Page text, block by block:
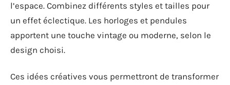
l’espace. Combinez différents styles et tailles pour
un effet éclectique. Les horloges et pendules
apportent une touche vintage ou moderne, selon le
design choisi.
Ces idées créatives vous permettront de transformer